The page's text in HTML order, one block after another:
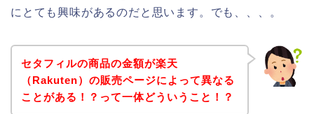
にとても興味があるのだと思います。でも、、、。
セタフィルの商品の金額が楽天
（Rakuten）の販売ページによって異なる
ことがある！？って一体どういうこと！？